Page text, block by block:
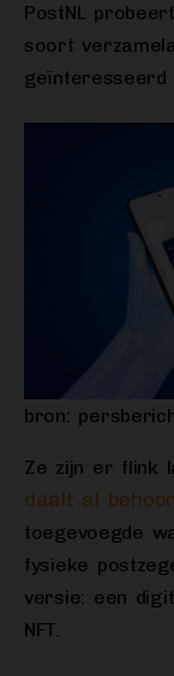
PostNL
soort
bron:
Ze zijn er flink
daalt al
toegevoegde
fysieke
versie: een
NFT.